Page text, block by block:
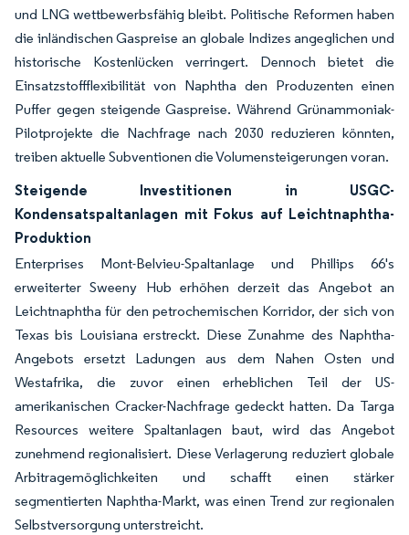
und LNG wettbewerbsfähig bleibt. Politische Reformen haben
die inländischen Gaspreise an globale Indizes angeglichen und
historische Kostenlücken verringert. Dennoch bietet die
Einsatzstoffflexibilität von Naphtha den Produzenten einen
Puffer gegen steigende Gaspreise. Während Grünammoniak-
Pilotprojekte die Nachfrage nach 2030 reduzieren könnten,
treiben aktuelle Subventionen die Volumensteigerungen voran.
Steigende Investitionen in USGC-
Kondensatspaltanlagen mit Fokus auf Leichtnaphtha-
Produktion
Enterprises Mont-Belvieu-Spaltanlage und Phillips 66's
erweiterter Sweeny Hub erhöhen derzeit das Angebot an
Leichtnaphtha für den petrochemischen Korridor, der sich von
Texas bis Louisiana erstreckt. Diese Zunahme des Naphtha-
Angebots ersetzt Ladungen aus dem Nahen Osten und
Westafrika, die zuvor einen erheblichen Teil der US-
amerikanischen Cracker-Nachfrage gedeckt hatten. Da Targa
Resources weitere Spaltanlagen baut, wird das Angebot
zunehmend regionalisiert. Diese Verlagerung reduziert globale
Arbitragemöglichkeiten und schafft einen stärker
segmentierten Naphtha-Markt, was einen Trend zur regionalen
Selbstversorgung unterstreicht.